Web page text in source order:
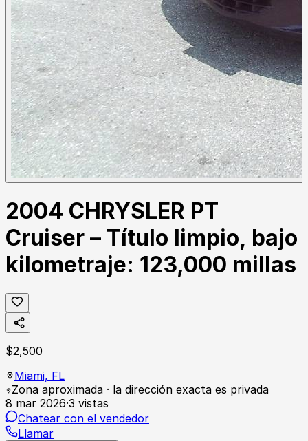
2004 CHRYSLER PT
Cruiser – Título limpio, bajo
kilometraje: 123,000 millas
$2,500
Miami, FL
Zona aproximada · la dirección exacta es privada
8 mar 2026·3 vistas
Chatear con el vendedor
Llamar